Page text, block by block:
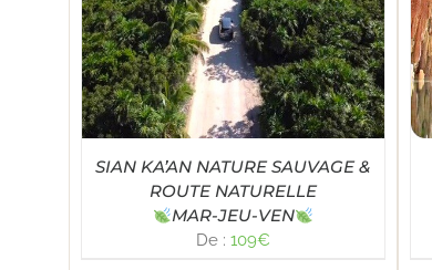
SIAN KA’AN NATURE SAUVAGE &
ROUTE NATURELLE
MAR-JEU-VEN
De : 109€
Note5.00
sur 5
SELECT OPTIONS / DÉTAILS